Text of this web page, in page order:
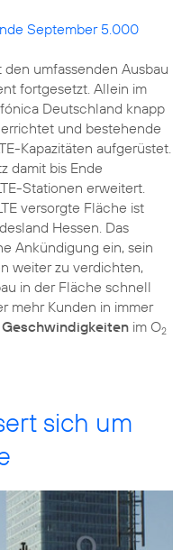
September 5.000
den umfassenden Ausbau
fortgesetzt. Allein im
Deutschland knapp
errichtet und bestehende
Kapazitäten aufgerüstet.
damit bis Ende
Stationen erweitert.
versorgte Fläche ist
Hessen. Das
Ankündigung ein, sein
weiter zu verdichten,
in der Fläche schnell
mehr Kunden in immer
im O2
sich um